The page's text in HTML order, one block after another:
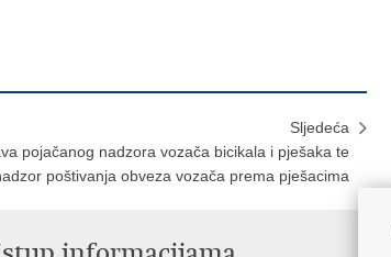
Sljedeća
pojačanog nadzora vozača bicikala i pješaka te
poštivanja obveza vozača prema pješacima